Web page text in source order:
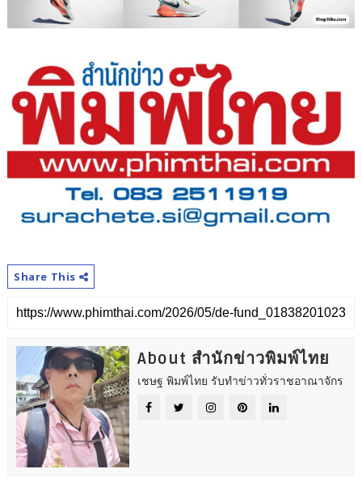
Share This
About สำนักข่าวพิมพ์ไทย
เชษฐ พิมพ์ไทย รับทำข่าวทั่วราชอาณาจักร